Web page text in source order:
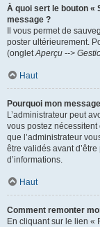
À quoi sert le bouton «
message ?
Il vous permet de
poster ultérieurement.
(ongletAperçu -->
Haut
Pourquoi mon
L’administrateur peut
vous postez nécessitent
que l’administrateur
être validés avant
d’informations.
Haut
Comment remonter
En cliquant sur le lien «